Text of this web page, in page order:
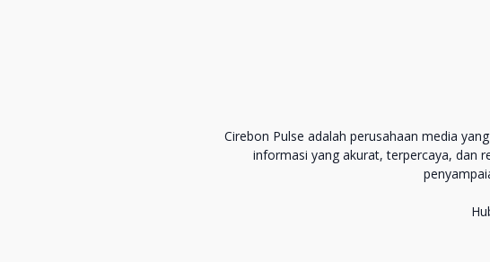
Cirebon Pulse adalah perusahaan media
informasi yang akurat, terpercaya, dan